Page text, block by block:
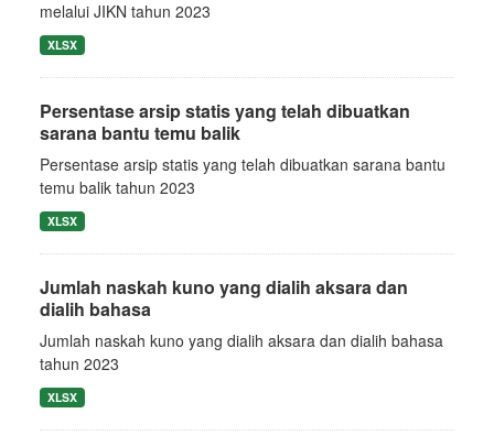
melalui JIKN tahun 2023
XLSX
Persentase arsip statis yang telah dibuatkan
sarana bantu temu balik
Persentase arsip statis yang telah dibuatkan sarana bantu
temu balik tahun 2023
XLSX
Jumlah naskah kuno yang dialih aksara dan
dialih bahasa
Jumlah naskah kuno yang dialih aksara dan dialih bahasa
tahun 2023
XLSX